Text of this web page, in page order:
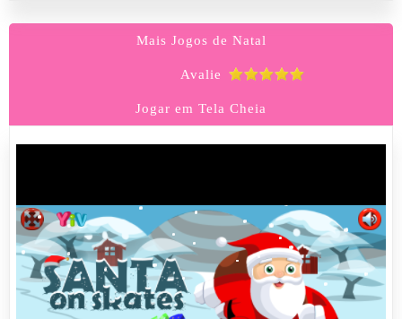
Mais Jogos de Natal
Avalie
Jogar em Tela Cheia